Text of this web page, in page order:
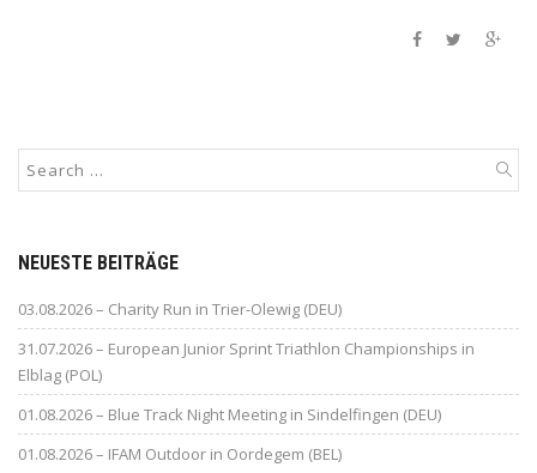
NEUESTE BEITRÄGE
03.08.2026 – Charity Run in Trier-Olewig (DEU)
31.07.2026 – European Junior Sprint Triathlon Championships in
Elblag (POL)
01.08.2026 – Blue Track Night Meeting in Sindelfingen (DEU)
01.08.2026 – IFAM Outdoor in Oordegem (BEL)